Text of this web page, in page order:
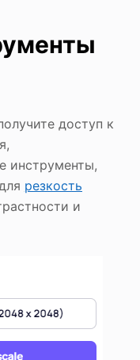
доступ к
инструменты,
резкость
и